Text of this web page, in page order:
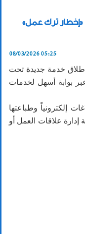
«إخطار ترك عمل»
08/03/2026 05:25
إطلاق خدمة جديدة تحت
بوابة أسهل لخدمات
إلكترونياً وطباعتها
علاقات العمل أو